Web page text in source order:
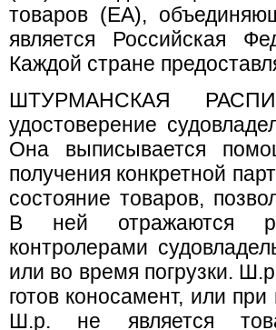
товаров (ЕА),
является Российская
Каждой стране
ШТУРМАНСКАЯ
удостоверение
Она выписывается
получения конкретной
состояние товаров,
В ней отражаются
контролерами
или во время погрузки.
готов коносамент, или
Ш.р. не является